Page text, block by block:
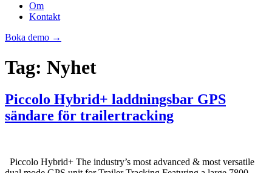
Om
Kontakt
Boka demo →
Tag: Nyhet
Piccolo Hybrid+ laddningsbar GPS
sändare för trailertracking
Piccolo Hybrid+ The industry’s most advanced & most versatile